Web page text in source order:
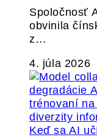
Spoločnosť
obvinila
z…
4. júla 2026
Keď sa AI